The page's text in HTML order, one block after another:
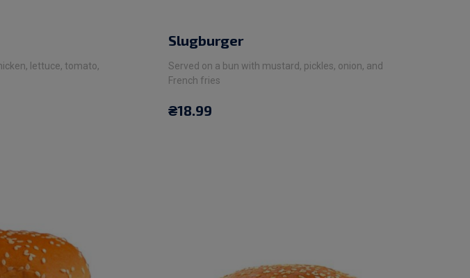
lettuce, tomato,
Slugburger
Served on a bun with mustard, pickles, onion, and
French fries
₴18.99